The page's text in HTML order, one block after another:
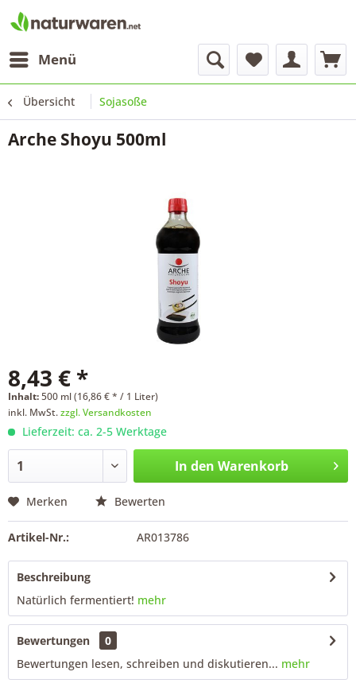
Menü
Übersicht Sojasoße
Arche Shoyu 500ml
8,43 € *
Inhalt:500 ml (16,86 € * / 1 Liter)
inkl. MwSt.zzgl. Versandkosten
Lieferzeit: ca. 2-5 Werktage
In den Warenkorb
Merken Bewerten
Artikel-Nr.: AR013786
Beschreibung
Natürlich fermentiert! mehr
Bewertungen
0
Bewertungen lesen, schreiben und diskutieren... mehr